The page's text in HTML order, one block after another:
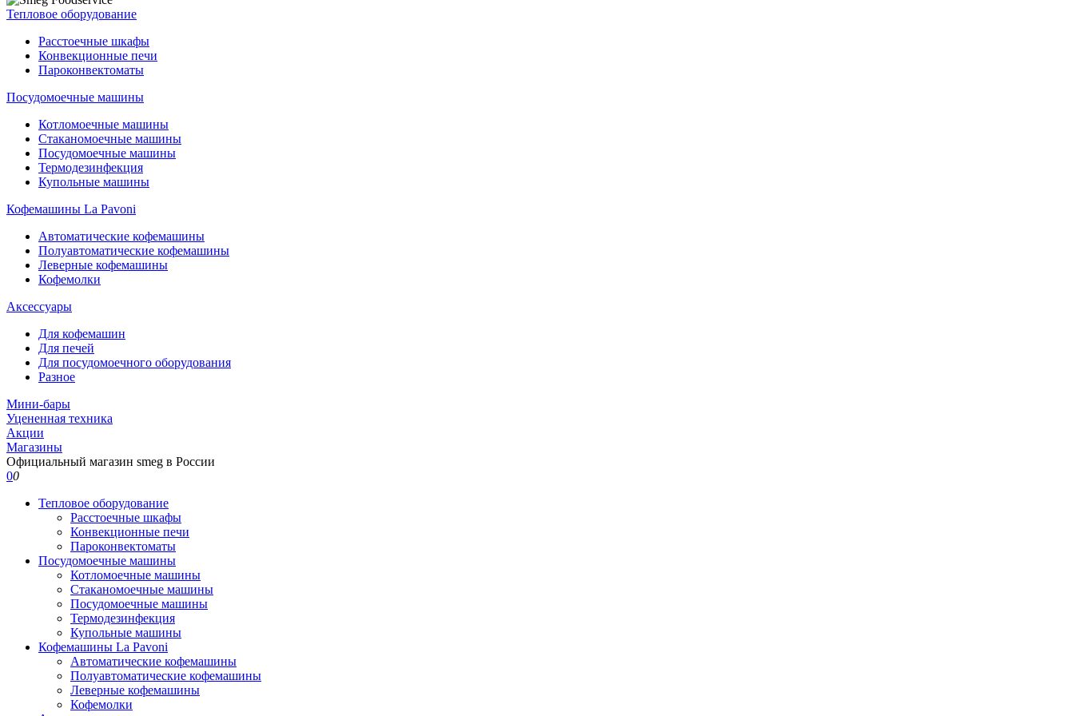
Тепловое оборудование
Расстоечные шкафы
Конвекционные печи
Пароконвектоматы
Посудомоечные машины
Котломоечные машины
Стаканомоечные машины
Посудомоечные машины
Термодезинфекция
Купольные машины
Кофемашины La Pavoni
Автоматические кофемашины
Полуавтоматические кофемашины
Леверные кофемашины
Кофемолки
Аксессуары
Для кофемашин
Для печей
Для посудомоечного оборудования
Разное
Мини-бары
Уцененная техника
Акции
Магазины
Официальный магазин smeg в России
00
Тепловое оборудование
Расстоечные шкафы
Конвекционные печи
Пароконвектоматы
Посудомоечные машины
Котломоечные машины
Стаканомоечные машины
Посудомоечные машины
Термодезинфекция
Купольные машины
Кофемашины La Pavoni
Автоматические кофемашины
Полуавтоматические кофемашины
Леверные кофемашины
Кофемолки